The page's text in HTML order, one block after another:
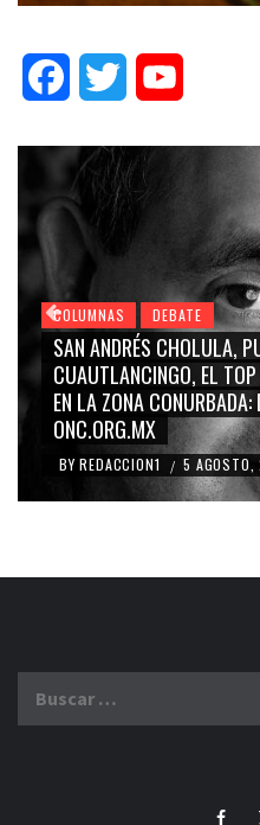
FacebookTwitter
COLUMNAS DEBATE
GRACE PALOMARES, NAY
CARMEN SALINAS “LA
BLANCO, SILVIA PINAL: LA
RIDICULIZACIÓN DE LA
BY REDACCION1 / 4